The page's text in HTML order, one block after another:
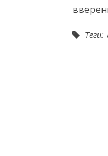
Теги: